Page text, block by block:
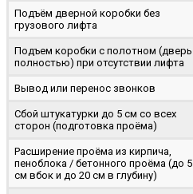
Подъём дверной коробки без
грузового лифта
Подъем коробки с полотном (дверь
полностью) при отсутствии лифта
Вывод или перенос звонков
Сбой штукатурки до 5 см со всех
сторон (подготовка проёма)
Расширение проёма из кирпича,
пеноблока / бетонного проёма (до 5
cм вбок и до 20 см в глубину)